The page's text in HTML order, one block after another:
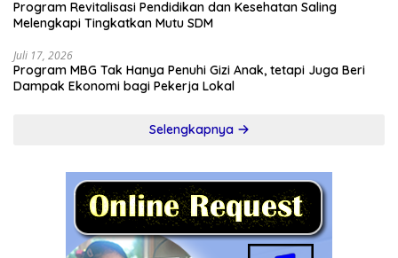
Program Revitalisasi Pendidikan dan Kesehatan Saling
Melengkapi Tingkatkan Mutu SDM
Juli 17, 2026
Program MBG Tak Hanya Penuhi Gizi Anak, tetapi Juga Beri
Dampak Ekonomi bagi Pekerja Lokal
Selengkapnya